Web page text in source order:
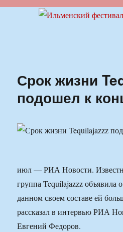
Ильменский
Срок жизни
подошел к
июл — РИА Новости.
группа Tequilajazzz объявила
данном своем составе ей
рассказал в интервью РИА
Евгений Федоров.